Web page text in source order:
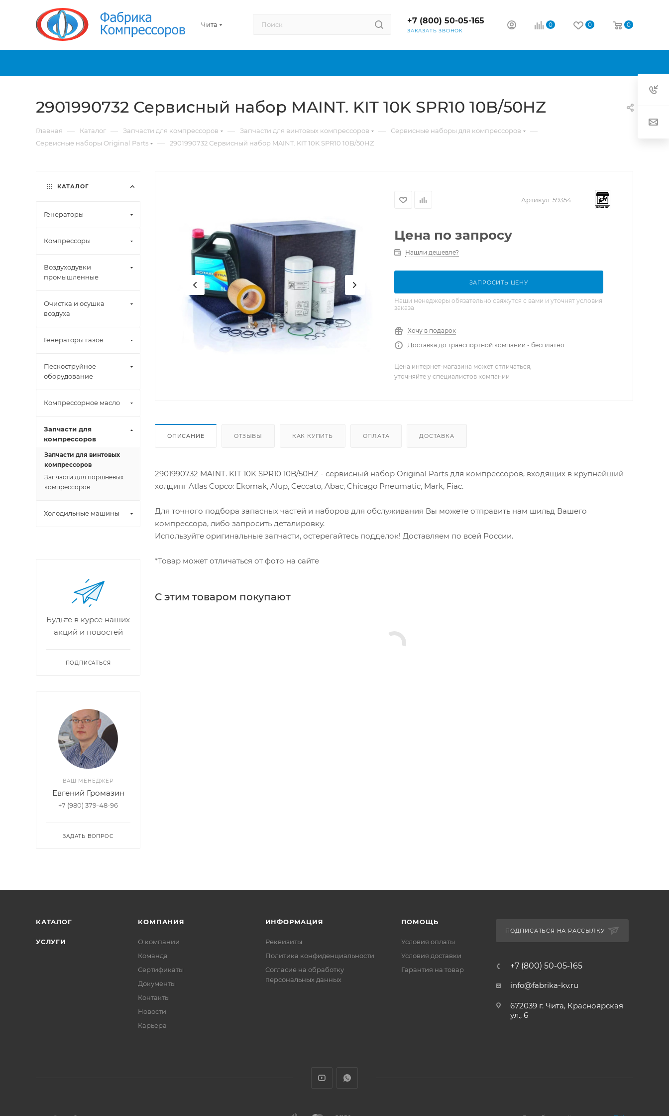
Чита +7 (800) 50-05-165
ЗАКАЗАТЬ ЗВОНОК
0 0 0
2901990732 Сервисный набор MAINT. KIT 10K SPR10 10B/50HZ
Главная — Каталог — Запчасти для компрессоров — Запчасти для винтовых компрессоров — Сервисные наборы для компрессоров —
Сервисные наборы Original Parts — 2901990732 Сервисный набор MAINT. KIT 10K SPR10 10B/50HZ
Артикул: 59354
Цена по запросу
Нашли дешевле?
ЗАПРОСИТЬ ЦЕНУ
Наши менеджеры обязательно свяжутся с вами и уточнят условия
заказа
Хочу в подарок
Доставка до транспортной компании - бесплатно
Цена интернет-магазина может отличаться,
уточняйте у специалистов компании
ОПИСАНИЕ ОТЗЫВЫ КАК КУПИТЬ ОПЛАТА ДОСТАВКА
2901990732 MAINT. KIT 10K SPR10 10B/50HZ - сервисный набор Original Parts для компрессоров, входящих в крупнейший
холдинг Atlas Copco: Ekomak, Alup, Ceccato, Abac, Chicago Pneumatic, Mark, Fiac.
Для точного подбора запасных частей и наборов для обслуживания Вы можете отправить нам шильд Вашего
компрессора, либо запросить деталировку.
Используйте оригинальные запчасти, остерегайтесь подделок! Доставляем по всей России.
*Товар может отличаться от фото на сайте
С этим товаром покупают
КАТАЛОГ
Генераторы
Компрессоры
Воздуходувки
промышленные
Очистка и осушка
воздуха
Генераторы газов
Пескоструйное
оборудование
Компрессорное масло
Запчасти для
компрессоров
Запчасти для винтовых
компрессоров
Запчасти для поршневых
компрессоров
Холодильные машины
Будьте в курсе наших
акций и новостей
ПОДПИСАТЬСЯ
ВАШ МЕНЕДЖЕР
Евгений Громазин
+7 (980) 379-48-96
ЗАДАТЬ ВОПРОС
КАТАЛОГ
УСЛУГИ
КОМПАНИЯ
О компании
Команда
Сертификаты
Документы
Контакты
Новости
Карьера
ИНФОРМАЦИЯ
Реквизиты
Политика конфиденциальности
Cогласие на обработку
персональных данных
ПОМОЩЬ
Условия оплаты
Условия доставки
Гарантия на товар
ПОДПИСАТЬСЯ НА РАССЫЛКУ
+7 (800) 50-05-165
info@fabrika-kv.ru
672039 г. Чита, Красноярская
ул., 6